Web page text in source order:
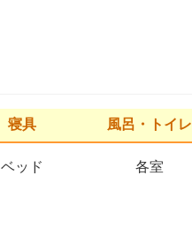
寝具 風呂・トイレ
ベッド 各室